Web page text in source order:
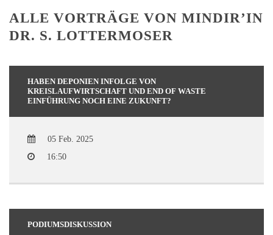
ALLE VORTRÄGE VON MINDIR’IN
DR. S. LOTTERMOSER
HABEN DEPONIEN INFOLGE VON
KREISLAUFWIRTSCHAFT UND END OF WASTE
EINFÜHRUNG NOCH EINE ZUKUNFT?
05 Feb. 2025
16:50
PODIUMSDISKUSSION